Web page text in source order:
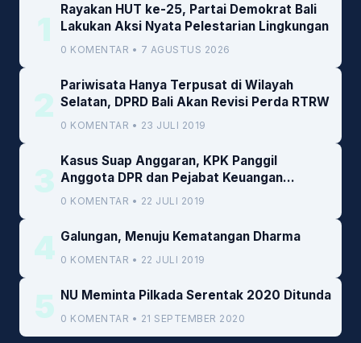
1
Rayakan HUT ke-25, Partai Demokrat Bali
Lakukan Aksi Nyata Pelestarian Lingkungan
0 KOMENTAR • 7 AGUSTUS 2026
2
Pariwisata Hanya Terpusat di Wilayah
Selatan, DPRD Bali Akan Revisi Perda RTRW
0 KOMENTAR • 23 JULI 2019
3
Kasus Suap Anggaran, KPK Panggil
Anggota DPR dan Pejabat Keuangan
Kemenkeu
0 KOMENTAR • 22 JULI 2019
4 Galungan, Menuju Kematangan Dharma
0 KOMENTAR • 22 JULI 2019
5 NU Meminta Pilkada Serentak 2020 Ditunda
0 KOMENTAR • 21 SEPTEMBER 2020